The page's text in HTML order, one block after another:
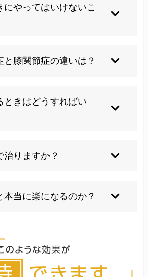
す。
にやってはいけないこ
さい。症状が悪化する可能性が
と膝関節症の違いは？
関節症は膝の痛みを伴う疾患全
ときはどうすればい
を受診しましょう。
りますか？
運動や生活習慣の見直しに加え
術をお勧めいたします。
本当に楽になるのか？
ことが多いです。ただ、それと
軽減したり、筋力強化したりな
なります。